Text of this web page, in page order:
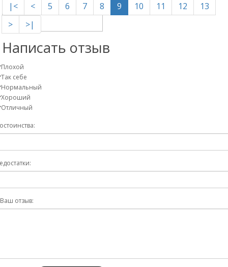
|< < 5 6 7 8 9 10 11 12
13
>
>|
Написать отзыв
Плохой
Так себе
Нормальный
Хороший
Отличный
Ваш отзыв: